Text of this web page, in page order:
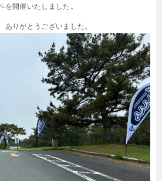
開催いたしました。
りがとうございました。